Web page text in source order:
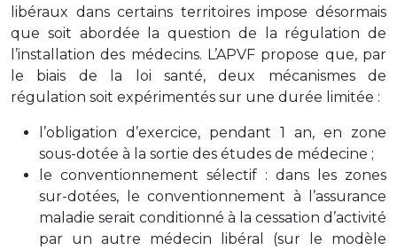
libéraux dans certains territoires impose désormais
que soit abordée la question de la régulation de
l’installation des médecins. L’APVF propose que, par
le biais de la loi santé, deux mécanismes de
régulation soit expérimentés sur une durée limitée :
l’obligation d’exercice, pendant 1 an, en zone
sous-dotée à la sortie des études de médecine ;
le conventionnement sélectif : dans les zones
sur-dotées, le conventionnement à l’assurance
maladie serait conditionné à la cessation d’activité
par un autre médecin libéral (sur le modèle